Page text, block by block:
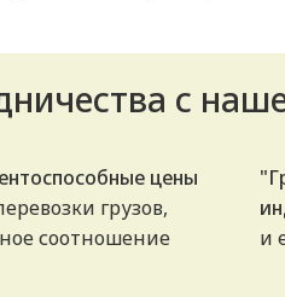
с
цены
грузов,
соотношение
и